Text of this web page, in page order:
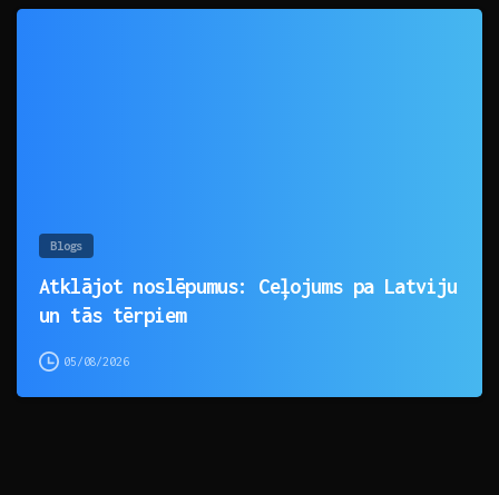
Blogs
Atklājot noslēpumus: Ceļojums pa Latviju
un tās tērpiem
05/08/2026